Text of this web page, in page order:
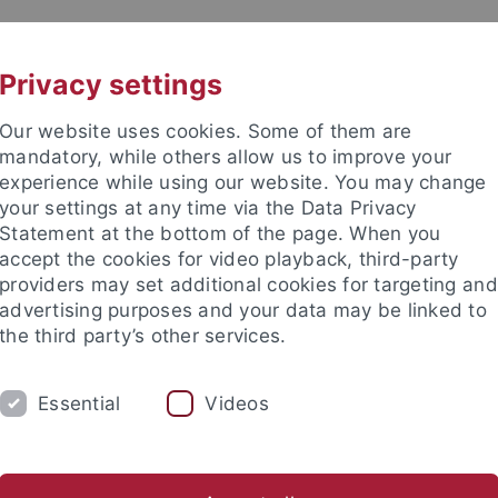
Ethik in den
Wissenschaften Materialien zur Ethik in den
Internationales Zentrum für Ethik in den
Privacy settings
Our website uses cookies. Some of them are
mandatory, while others allow us to improve your
experience while using our website. You may change
your settings at any time via the Data Privacy
Statement at the bottom of the page. When you
accept the cookies for video playback, third-party
providers may set additional cookies for targeting and
advertising purposes and your data may be linked to
the third party’s other services.
Essential Videos